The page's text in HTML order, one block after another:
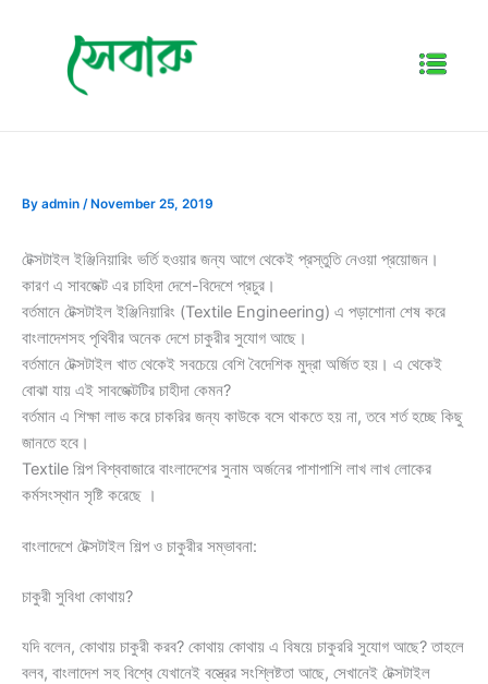
Menu
By admin / November 25, 2019
টেক্সটাইল ইঞ্জিনিয়ারিং ভর্তি হওয়ার জন্য আগে থেকেই প্রস্তুতি নেওয়া প্রয়োজন।
কারণ এ সাবজেক্ট এর চাহিদা দেশে-বিদেশে প্রচুর।
বর্তমানে টেক্সটাইল ইঞ্জিনিয়ারিং (Textile Engineering) এ পড়াশোনা শেষ করে
বাংলাদেশসহ পৃথিবীর অনেক দেশে চাকুরীর সুযোগ আছে।
বর্তমানে টেক্সটাইল খাত থেকেই সবচেয়ে বেশি বৈদেশিক মুদ্রা অর্জিত হয়। এ থেকেই
বোঝা যায় এই সাবজেক্টটির চাহীদা কেমন?
বর্তমান এ শিক্ষা লাভ করে চাকরির জন্য কাউকে বসে থাকতে হয় না, তবে শর্ত হচ্ছে কিছু
জানতে হবে।
Textile শিল্প বিশ্ববাজারে বাংলাদেশের সুনাম অর্জনের পাশাপাশি লাখ লাখ লোকের
কর্মসংস্থান সৃষ্টি করেছে ।
বাংলাদেশে টেক্সটাইল শিল্প ও চাকুরীর সম্ভাবনা:
চাকুরী সুবিধা কোথায়?
যদি বলেন, কোথায় চাকুরী করব? কোথায় কোথায় এ বিষয়ে চাকুররি সুযোগ আছে? তাহলে
বলব, বাংলাদেশ সহ বিশ্বে যেখানেই বস্ত্রের সংশ্লিষ্টতা আছে, সেখানেই টেক্সটাইল